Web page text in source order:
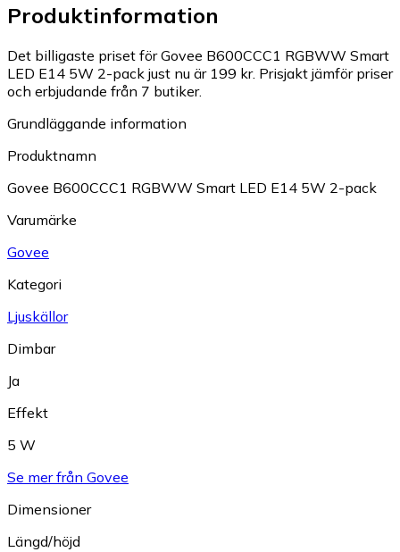
Produktinformation
Det billigaste priset för Govee B600CCC1 RGBWW Smart
LED E14 5W 2-pack just nu är 199 kr. Prisjakt jämför priser
och erbjudande från 7 butiker.
Grundläggande information
Produktnamn
Govee B600CCC1 RGBWW Smart LED E14 5W 2-pack
Varumärke
Govee
Kategori
Ljuskällor
Dimbar
Ja
Effekt
5 W
Se mer från Govee
Dimensioner
Längd/höjd